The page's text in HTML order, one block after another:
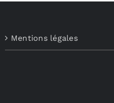
Mentions légales